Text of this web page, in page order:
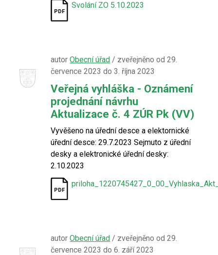
Svolání ZO 5.10.2023
autorObecní úřad / zveřejněno od 29.
července 2023 do 3. října 2023
Veřejná vyhláška - Oznámení
projednání návrhu
Aktualizace č. 4 ZÚR Pk (VV)
Vyvěšeno na úřední desce a elektornické
úřední desce: 29.7.2023 Sejmuto z úřední
desky a elektronické úřední desky:
2.10.2023
autorObecní úřad / zveřejněno od 29.
července 2023 do 6. září 2023